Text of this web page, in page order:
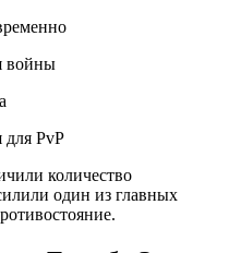
войны
для PvP
количество
один из главных